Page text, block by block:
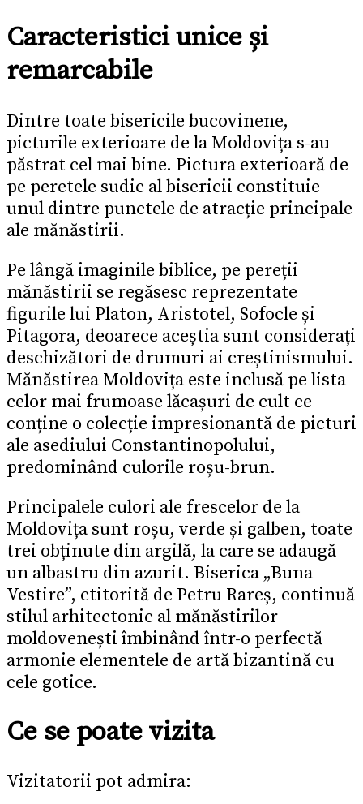
Caracteristici unice și
remarcabile
Dintre toate bisericile bucovinene,
picturile exterioare de la Moldovița s-au
păstrat cel mai bine. Pictura exterioară de
pe peretele sudic al bisericii constituie
unul dintre punctele de atracție principale
ale mănăstirii.
Pe lângă imaginile biblice, pe pereții
mănăstirii se regăsesc reprezentate
figurile lui Platon, Aristotel, Sofocle și
Pitagora, deoarece aceștia sunt considerați
deschizători de drumuri ai creștinismului.
Mănăstirea Moldovița este inclusă pe lista
celor mai frumoase lăcașuri de cult ce
conține o colecție impresionantă de picturi
ale asediului Constantinopolului,
predominând culorile roșu-brun.
Principalele culori ale frescelor de la
Moldovița sunt roșu, verde și galben, toate
trei obținute din argilă, la care se adaugă
un albastru din azurit. Biserica „Buna
Vestire”, ctitorită de Petru Rareș, continuă
stilul arhitectonic al mănăstirilor
moldovenești îmbinând într-o perfectă
armonie elementele de artă bizantină cu
cele gotice.
Ce se poate vizita
Vizitatorii pot admira: